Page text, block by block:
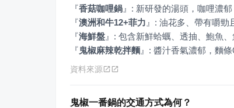
『香菇咖哩鍋 』
『澳洲和牛12+菲力 』
『海鮮盤 』
『鬼椒麻辣乾拌麵 』 : 醬汁香氣濃郁，麵條
資料來源
鬼椒一番鍋的交通方式為何？